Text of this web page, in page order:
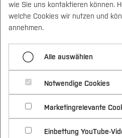
Campus Personen
Studium
Studienangebote
Bachelorstudiengänge
Masterstudiengänge
Vor dem Studium
Bewerben &
Bewerbungsportal
Im Studium
Studienbüros und
Nach dem Studium
Forschung &
Profil
Forschungs- und
Schwerpunkte (FuT)
Beratung &
Nachhaltigkeit
Nachhaltigkeit
International
Menü
WoMINToring-Mentorin an
Gastprofessor an der
Technology:
Hochschule Bochum hebt
Initiative für
Planspiel
Studierende
nachhaltige
wie Sie uns kontaktieren können.
welche Cookies wir nutzen und
annehmen.
Alle auswählen
Notwendige Cookies
Marketingrelevante
Einbettung YouTube-